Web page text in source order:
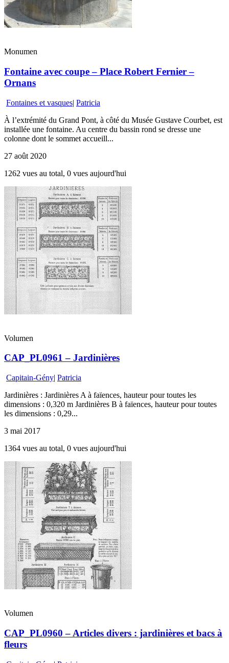
Monumen
Fontaine avec coupe – Place Robert Fernier –
Ornans
Fontaines et vasques| Patricia
À l’extrémité du Grand Pont, à côté du Musée Gustave Courbet, est
installée une fontaine. Au centre du bassin rond se dresse une
colonne dont le sommet accueill...
27 août 2020
1262 vues au total, 0 vues aujourd'hui
Volumen
CAP_PL0961 – Jardinières
Capitain-Gény| Patricia
Jardinières : Jardinières A à faïences, hauteur pour toutes les
dimensions : 0,320 m Jardinières B à faïences, hauteur pour toutes
les dimensions : 0,29...
3 mai 2017
1364 vues au total, 0 vues aujourd'hui
Volumen
CAP_PL0960 – Articles divers : jardinières et bacs à
fleurs